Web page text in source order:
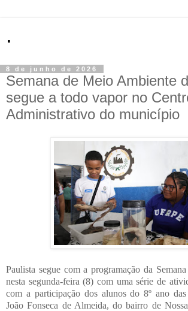
.
8 de junho de 2026
Semana de Meio Ambiente
segue a todo vapor no
Administrativo do município
Paulista segue com a programação da
nesta segunda-feira (8) com uma série de
com a participação dos alunos do 8º ano
João Fonseca de Almeida, do bairro de